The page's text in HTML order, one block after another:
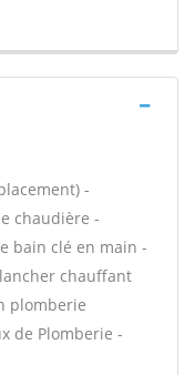
-
chaudière -
bain clé en main -
chauffant
plomberie
de Plomberie -